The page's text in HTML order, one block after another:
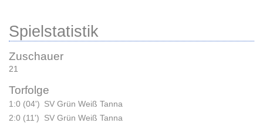
Spielstatistik
Zuschauer
21
Torfolge
1:0 (04') SV Grün Weiß Tanna
2:0 (11')
SV Grün Weiß Tanna